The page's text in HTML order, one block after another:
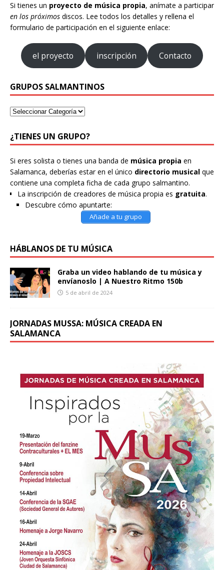
Si tienes un proyecto de música propia, anímate a participar
en los próximos discos. Lee todos los detalles y rellena el
formulario de participación en el siguiente enlace:
el proyecto inscripción Contacto
GRUPOS SALMANTINOS
¿TIENES UN GRUPO?
Si eres solista o tienes una banda de música propia en
Salamanca, deberías estar en el único directorio musical que
contiene una completa ficha de cada grupo salmantino.
La inscripción de creadores de música propia es gratuita.
Descubre cómo apuntarte:
Añade a tu grupo
HÁBLANOS DE TU MÚSICA
Graba un video hablando de tu música y
envíanoslo | A Nuestro Ritmo 150b
5 de abril de 2024
JORNADAS MUSSA: MÚSICA CREADA EN
SALAMANCA